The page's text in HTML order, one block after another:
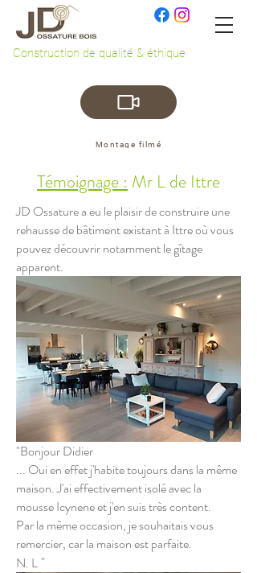
Construction de qualité & éthique
Montage filmé
Témoignage : Mr L de Ittre
JD Ossature a eu le plaisir de construire une
rehausse de bâtiment existant à Ittre où vous
pouvez découvrir notamment le gîtage
apparent.
"Bonjour Didier
... Oui en effet j'habite toujours dans la même
maison. J'ai effectivement isolé avec la
mousse Icynene et j'en suis très content.
Par la même occasion, je souhaitais vous
remercier, car la maison est parfaite.
N. L "